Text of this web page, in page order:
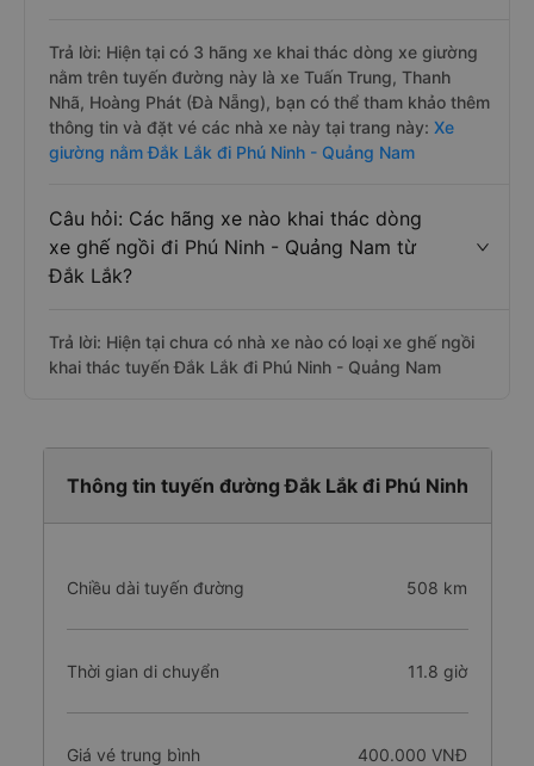
Trả lời: Hiện tại có 3 hãng xe khai thác dòng xe giường
nằm trên tuyến đường này là xe Tuấn Trung, Thanh
Nhã, Hoàng Phát (Đà Nẵng), bạn có thể tham khảo thêm
thông tin và đặt vé các nhà xe này tại trang này: Xe
giường nằm Đắk Lắk đi Phú Ninh - Quảng Nam
Câu hỏi: Các hãng xe nào khai thác dòng
xe ghế ngồi đi Phú Ninh - Quảng Nam từ
Đắk Lắk?
Trả lời: Hiện tại chưa có nhà xe nào có loại xe ghế ngồi
khai thác tuyến Đắk Lắk đi Phú Ninh - Quảng Nam
Thông tin tuyến đường Đắk Lắk đi Phú Ninh
Chiều dài tuyến đường 508 km
Thời gian di chuyển 11.8 giờ
Giá vé trung bình 400.000 VNĐ